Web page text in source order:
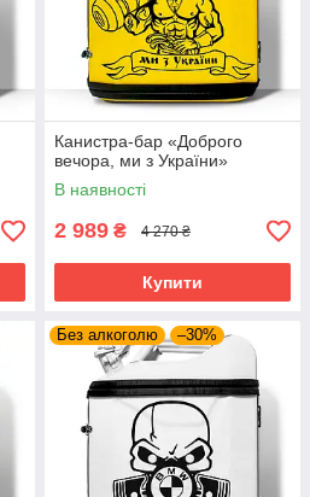
Канистра-бар «Доброго
вечора, ми з України»
В наявності
2 989 ₴ 4 270 ₴
Купити
Без алкоголю –30%